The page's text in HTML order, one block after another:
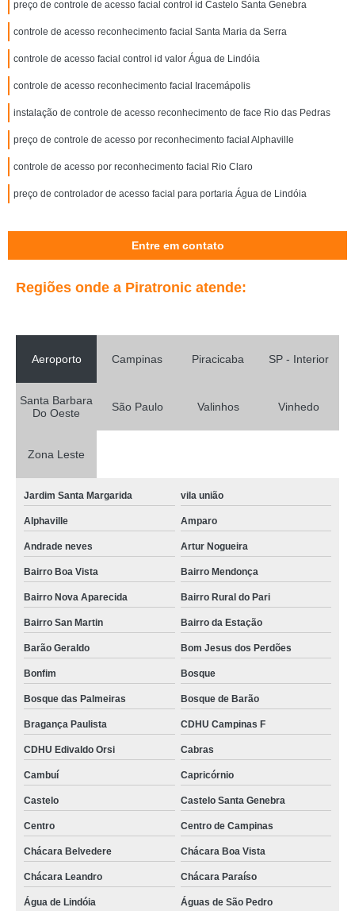
preço de controle de acesso facial control id Castelo Santa Genebra
controle de acesso reconhecimento facial Santa Maria da Serra
controle de acesso facial control id valor Água de Lindóia
controle de acesso reconhecimento facial Iracemápolis
instalação de controle de acesso reconhecimento de face Rio das Pedras
preço de controle de acesso por reconhecimento facial Alphaville
controle de acesso por reconhecimento facial Rio Claro
preço de controlador de acesso facial para portaria Água de Lindóia
Entre em contato
Regiões onde a Piratronic atende:
Aeroporto Campinas Piracicaba SP - Interior
Santa Barbara
Do Oeste
São Paulo Valinhos Vinhedo
Zona Leste
Jardim Santa Margarida vila união
Alphaville Amparo
Andrade neves Artur Nogueira
Bairro Boa Vista Bairro Mendonça
Bairro Nova Aparecida Bairro Rural do Pari
Bairro San Martin Bairro da Estação
Barão Geraldo Bom Jesus dos Perdões
Bonfim Bosque
Bosque das Palmeiras Bosque de Barão
Bragança Paulista CDHU Campinas F
CDHU Edivaldo Orsi Cabras
Cambuí Capricórnio
Castelo Castelo Santa Genebra
Centro Centro de Campinas
Chácara Belvedere Chácara Boa Vista
Chácara Leandro Chácara Paraíso
Água de Lindóia
Águas de São Pedro